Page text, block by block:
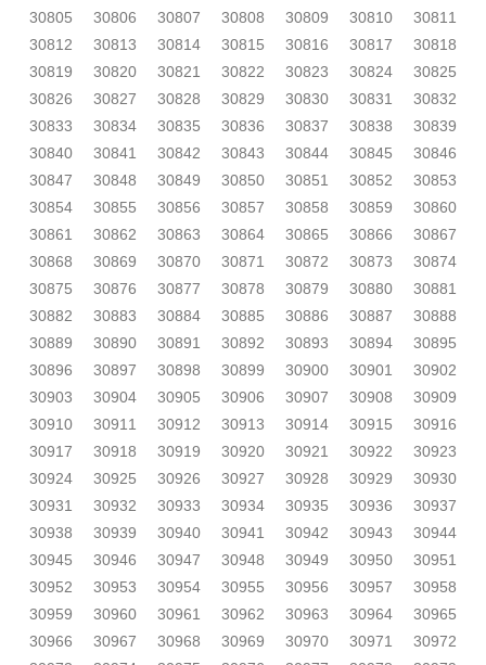
30805
30806 30807 30808 30809 30810
30811
30812
30813 30814 30815 30816 30817
30818
30819
30820 30821 30822 30823 30824
30825
30826
30827 30828 30829 30830 30831
30832
30833
30834 30835 30836 30837 30838
30839
30840
30841 30842 30843 30844 30845
30846
30847
30848 30849 30850 30851 30852
30853
30854
30855 30856 30857 30858 30859
30860
30861
30862 30863 30864 30865 30866
30867
30868
30869 30870 30871 30872 30873
30874
30875
30876 30877 30878 30879 30880
30881
30882
30883 30884 30885 30886 30887
30888
30889
30890 30891 30892 30893 30894
30895
30896
30897 30898 30899 30900 30901
30902
30903
30904 30905 30906 30907 30908
30909
30910
30911 30912 30913 30914 30915
30916
30917
30918 30919 30920 30921 30922
30923
30924
30925 30926 30927 30928 30929
30930
30931
30932 30933 30934 30935 30936
30937
30938
30939 30940 30941 30942 30943
30944
30945
30946 30947 30948 30949 30950
30951
30952
30953 30954 30955 30956 30957
30958
30959
30960 30961 30962 30963 30964
30965
30966
30967 30968 30969 30970 30971
30972